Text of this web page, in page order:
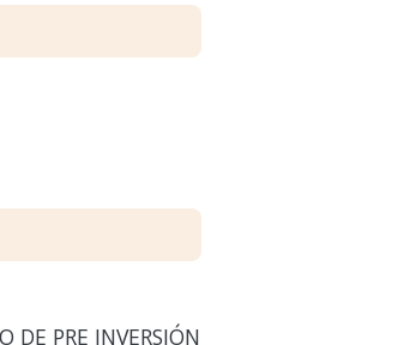
DE PRE INVERSIÓN